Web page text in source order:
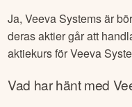
Ja,Veeva Systemsär
deras aktier går att
aktiekurs förVeeva
Vad har hänt med